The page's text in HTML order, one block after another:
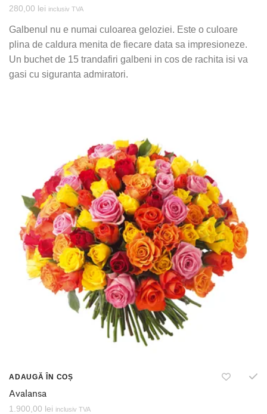
280,00 lei inclusiv TVA
Galbenul nu e numai culoarea geloziei. Este o culoare
plina de caldura menita de fiecare data sa impresioneze.
Un buchet de 15 trandafiri galbeni in cos de rachita isi va
gasi cu siguranta admiratori.
ADAUGĂ ÎN COȘ
Avalansa
1.900,00 lei inclusiv TVA